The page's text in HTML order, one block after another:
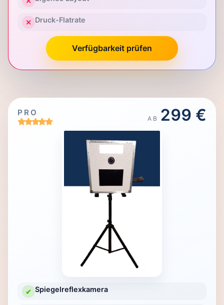
✕ Druck-Flatrate
Verfügbarkeit prüfen
PRO
AB 299 €
✔ Spiegelreflexkamera